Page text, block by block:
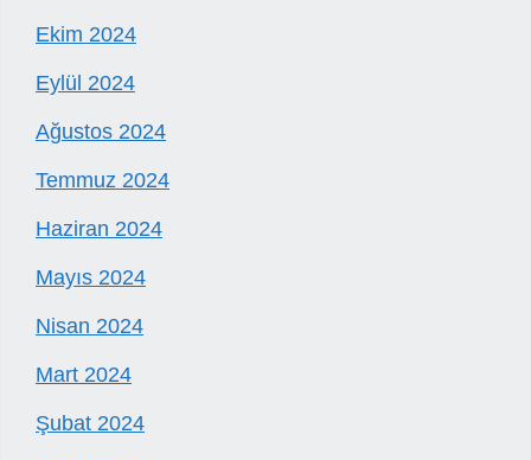
Ekim 2024
Eylül 2024
Ağustos 2024
Temmuz 2024
Haziran 2024
Mayıs 2024
Nisan 2024
Mart 2024
Şubat 2024